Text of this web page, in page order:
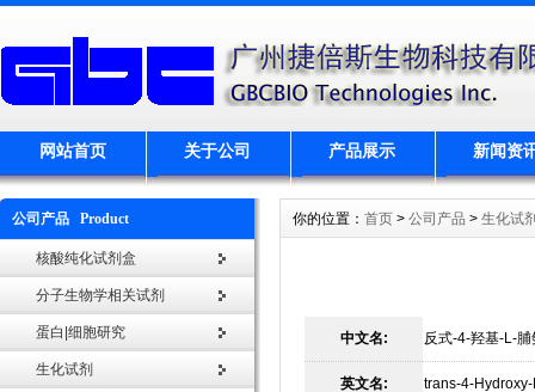
网站首页 关于公司 产品展示 新闻资
公司产品 Product
核酸纯化试剂盒
分子生物学相关试剂
蛋白|细胞研究
生化试剂
你的位置： 首页 > 公司产品 > 生化试
中文名: 反式-4-羟基-L-
英文名: trans-4-